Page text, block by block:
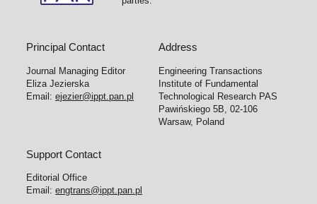
Principal Contact
Journal Managing Editor
Eliza Jezierska
Email:ejezier@ippt.pan.pl
Address
Engineering Transactions
Institute of Fundamental
Technological Research PAS
Pawińskiego 5B, 02-106
Warsaw, Poland
Support Contact
Editorial Office
Email:engtrans@ippt.pan.pl